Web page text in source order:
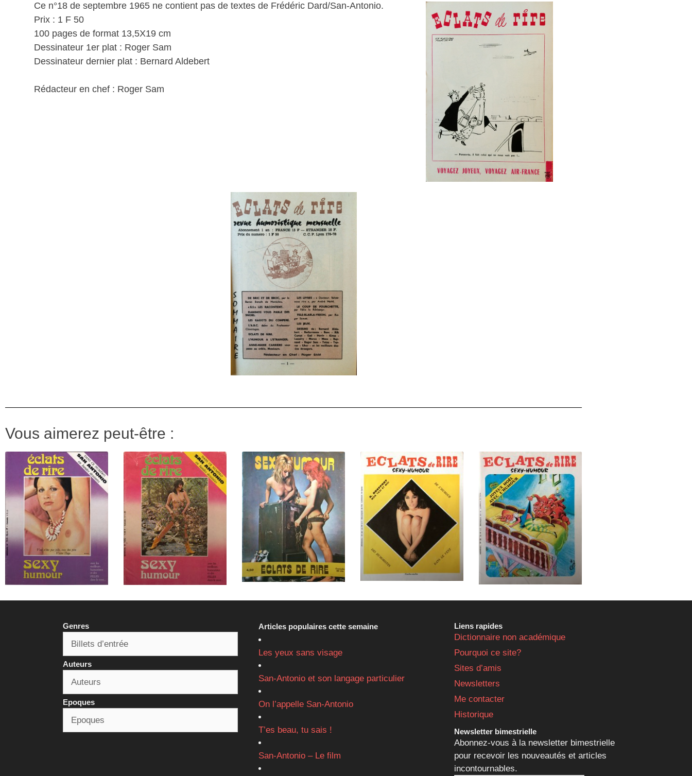
Ce n°18 de septembre 1965 ne contient pas de textes de Frédéric Dard/San-Antonio.
Prix : 1 F 50
100 pages de format 13,5X19 cm
Dessinateur 1er plat : Roger Sam
Dessinateur dernier plat : Bernard Aldebert
Rédacteur en chef : Roger Sam
Vous aimerez peut-être :
Genres
Auteurs
Epoques
Articles populaires cette semaine
Les yeux sans visage
San-Antonio et son langage particulier
On l’appelle San-Antonio
T’es beau, tu sais !
San-Antonio – Le film
Liens rapides
Dictionnaire non académique
Pourquoi ce site?
Sites d’amis
Newsletters
Me contacter
Historique
Newsletter bimestrielle
Abonnez-vous à la newsletter bimestrielle
pour recevoir les nouveautés et articles
incontournables.